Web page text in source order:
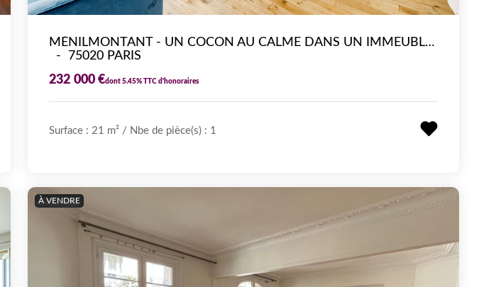
MÉNILMONTANT - UN COCON AU CALME DANS UN IMMEUBLE DE CARACTÈRE
- 75020 PARIS
232 000 €dont 5.45% TTC d'honoraires
Surface : 21 m² / Nbe de pièce(s) : 1
À VENDRE